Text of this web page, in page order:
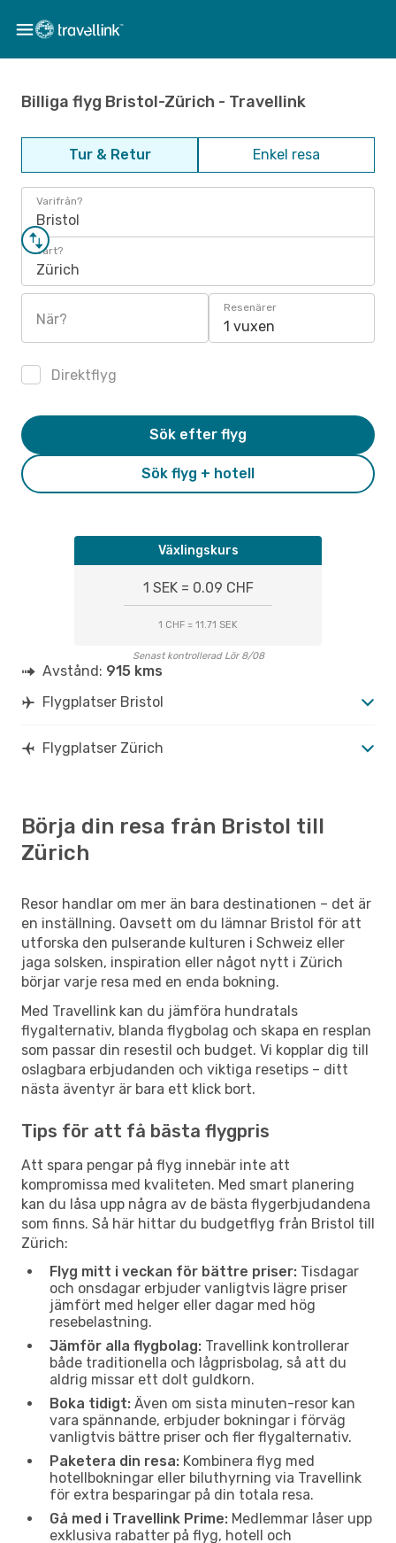
Billiga flyg Bristol-Zürich - Travellink
Tur & Retur Enkel resa
Varifrån?
Bristol
Vart?
Zürich
När?
Resenärer
1 vuxen
Direktflyg
Sök flyg + hotell
Sök efter flyg
Växlingskurs
1 SEK = 0.09 CHF
1 CHF = 11.71 SEK
Senast kontrollerad Lör 8/08
Avstånd: 915 kms
Flygplatser Bristol
Flygplatser Zürich
Börja din resa från Bristol till
Zürich
Resor handlar om mer än bara destinationen – det är
en inställning. Oavsett om du lämnar Bristol för att
utforska den pulserande kulturen i Schweiz eller
jaga solsken, inspiration eller något nytt i Zürich
börjar varje resa med en enda bokning.
Med Travellink kan du jämföra hundratals
flygalternativ, blanda flygbolag och skapa en resplan
som passar din resestil och budget. Vi kopplar dig till
oslagbara erbjudanden och viktiga resetips – ditt
nästa äventyr är bara ett klick bort.
Tips för att få bästa flygpris
Att spara pengar på flyg innebär inte att
kompromissa med kvaliteten. Med smart planering
kan du låsa upp några av de bästa flygerbjudandena
som finns. Så här hittar du budgetflyg från Bristol till
Zürich:
Flyg mitt i veckan för bättre priser: Tisdagar
och onsdagar erbjuder vanligtvis lägre priser
jämfört med helger eller dagar med hög
resebelastning.
Jämför alla flygbolag: Travellink kontrollerar
både traditionella och lågprisbolag, så att du
aldrig missar ett dolt guldkorn.
Boka tidigt: Även om sista minuten-resor kan
vara spännande, erbjuder bokningar i förväg
vanligtvis bättre priser och fler flygalternativ.
Paketera din resa: Kombinera flyg med
hotellbokningar eller biluthyrning via Travellink
för extra besparingar på din totala resa.
Gå med i Travellink Prime: Medlemmar låser upp
exklusiva rabatter på flyg, hotell och